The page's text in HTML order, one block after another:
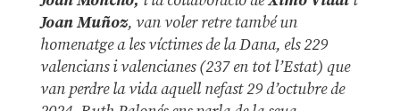
Joan Muñoz, van voler retre també un
homenatge a les víctimes de la Dana, els 229
valencians i valencianes (237 en tot l’Estat) que
van perdre la vida aquell nefast 29 d’octubre de